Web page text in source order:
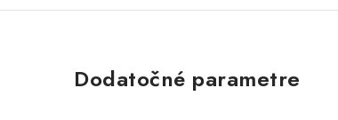
Dodatočné parametre